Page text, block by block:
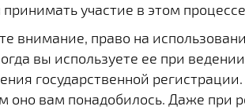
участие в этом
внимание, право на
вы используете ее при
государственной
вам понадобилось. Даже при